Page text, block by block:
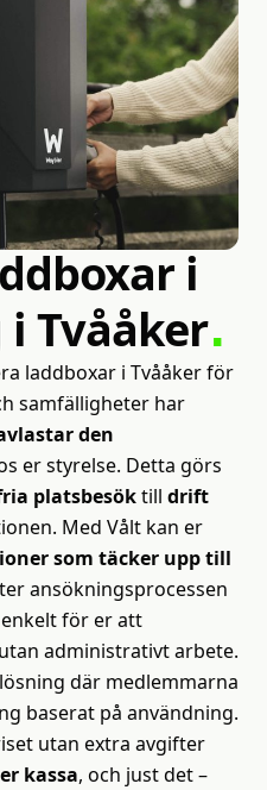
i
i Tvååker
laddboxar i Tvååker för
samfälligheter har
den
er styrelse. Detta görs
platsbesöktill drift
Med Vålt kan er
som täcker upp till
ansökningsprocessen
för er att
administrativt arbete.
där medlemmarna
baserat på användning.
utan extra avgifter
kassa, och just det –